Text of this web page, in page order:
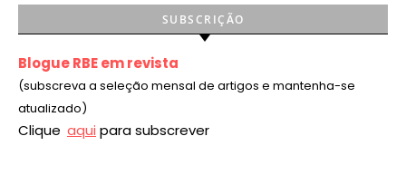
SUBSCRIÇÃO
Blogue RBE em revista
(subscreva a seleção mensal de artigos e mantenha-se
atualizado)
Clique aqui para subscrever